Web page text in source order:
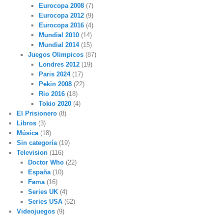
Eurocopa 2008 (7)
Eurocopa 2012 (9)
Eurocopa 2016 (4)
Mundial 2010 (14)
Mundial 2014(15)
Juegos Olimpicos(87)
Londres 2012 (19)
Paris 2024(17)
Pekin 2008 (22)
Rio 2016 (18)
Tokio 2020 (4)
El Prisionero (8)
Libros (3)
Música (18)
Sin categoría (19)
Television (116)
Doctor Who(22)
España(10)
Fama(16)
Series UK(4)
Series USA(62)
Videojuegos (9)